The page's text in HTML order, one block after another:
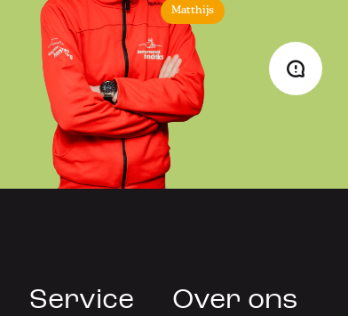
Matthijs
Service Over ons